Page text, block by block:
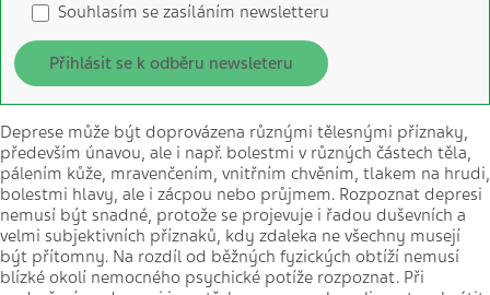
Souhlasím se zasíláním newsletteru
Přihlásit se k odběru newsleteru
Deprese může být doprovázena různými tělesnými příznaky,
především únavou, ale i např. bolestmi v různých částech těla,
pálením kůže, mravenčením, vnitřním chvěním, tlakem na hrudi,
bolestmi hlavy, ale i zácpou nebo průjmem. Rozpoznat depresi
nemusí být snadné, protože se projevuje i řadou duševních a
velmi subjektivních příznaků, kdy zdaleka ne všechny musejí
být přítomny. Na rozdíl od běžných fyzických obtíží nemusí
blízké okolí nemocného psychické potíže rozpoznat. Při